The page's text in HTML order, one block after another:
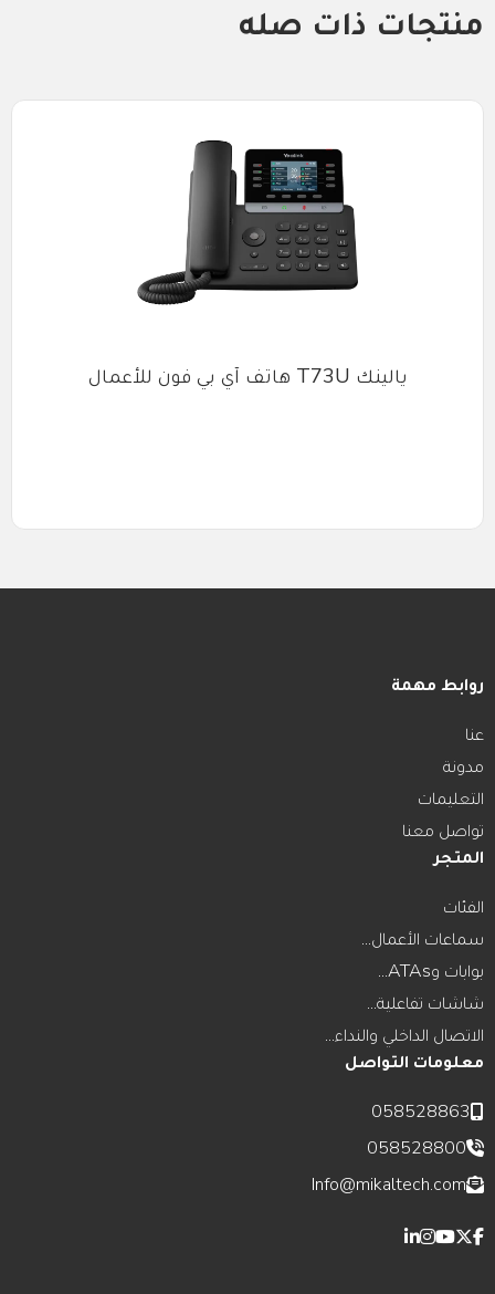
منتجات ذات صله
يالينك T73U هاتف آي بي فون للأعمال
روابط مهمة
عنا
مدونة
التعليمات
تواصل معنا
المتجر
الفئات
سماعات الأعمال...
بوابات وATAs...
شاشات تفاعلية...
الاتصال الداخلي والنداء...
معلومات التواصل
058528863
058528800
Info@mikaltech.com